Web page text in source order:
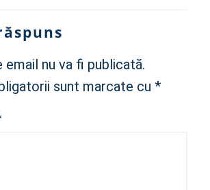
email nu va fi publicată.
sunt marcate cu *